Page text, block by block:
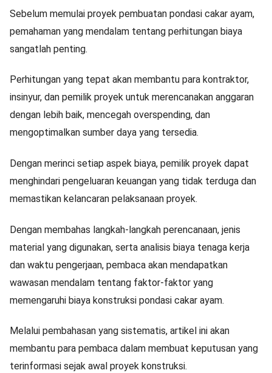
Sebelum memulai proyek pembuatan pondasi cakar ayam,
pemahaman yang mendalam tentang perhitungan biaya
sangatlah penting.
Perhitungan yang tepat akan membantu para kontraktor,
insinyur, dan pemilik proyek untuk merencanakan anggaran
dengan lebih baik, mencegah overspending, dan
mengoptimalkan sumber daya yang tersedia.
Dengan merinci setiap aspek biaya, pemilik proyek dapat
menghindari pengeluaran keuangan yang tidak terduga dan
memastikan kelancaran pelaksanaan proyek.
Dengan membahas langkah-langkah perencanaan, jenis
material yang digunakan, serta analisis biaya tenaga kerja
dan waktu pengerjaan, pembaca akan mendapatkan
wawasan mendalam tentang faktor-faktor yang
memengaruhi biaya konstruksi pondasi cakar ayam.
Melalui pembahasan yang sistematis, artikel ini akan
membantu para pembaca dalam membuat keputusan yang
terinformasi sejak awal proyek konstruksi.